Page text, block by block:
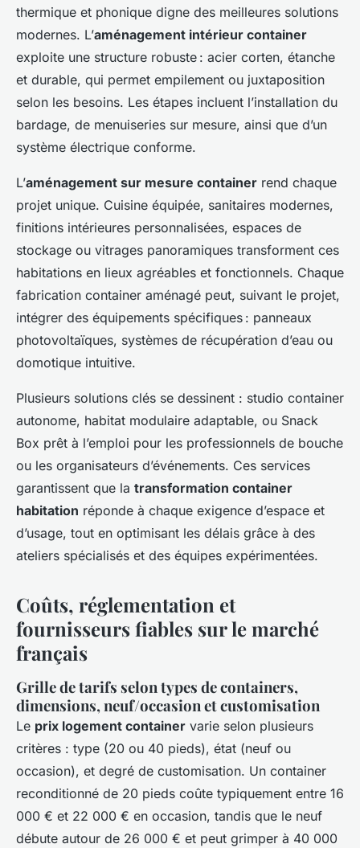
thermique et phonique digne des meilleures solutions
modernes. L’aménagement intérieur container
exploite une structure robuste : acier corten, étanche
et durable, qui permet empilement ou juxtaposition
selon les besoins. Les étapes incluent l’installation du
bardage, de menuiseries sur mesure, ainsi que d’un
système électrique conforme.
L’aménagement sur mesure container rend chaque
projet unique. Cuisine équipée, sanitaires modernes,
finitions intérieures personnalisées, espaces de
stockage ou vitrages panoramiques transforment ces
habitations en lieux agréables et fonctionnels. Chaque
fabrication container aménagé peut, suivant le projet,
intégrer des équipements spécifiques : panneaux
photovoltaïques, systèmes de récupération d’eau ou
domotique intuitive.
Plusieurs solutions clés se dessinent : studio container
autonome, habitat modulaire adaptable, ou Snack
Box prêt à l’emploi pour les professionnels de bouche
ou les organisateurs d’événements. Ces services
garantissent que la transformation container
habitation réponde à chaque exigence d’espace et
d’usage, tout en optimisant les délais grâce à des
ateliers spécialisés et des équipes expérimentées.
Coûts, réglementation et
fournisseurs fiables sur le marché
français
Grille de tarifs selon types de containers,
dimensions, neuf/occasion et customisation
Le prix logement container varie selon plusieurs
critères : type (20 ou 40 pieds), état (neuf ou
occasion), et degré de customisation. Un container
reconditionné de 20 pieds coûte typiquement entre 16
000 € et 22 000 € en occasion, tandis que le neuf
débute autour de 26 000 € et peut grimper à 40 000